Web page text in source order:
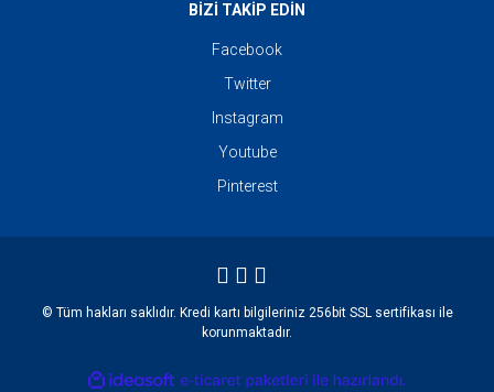
BİZİ TAKİP EDİN
Facebook
Twitter
Instagram
Youtube
Pinterest
© Tüm hakları saklıdır. Kredi kartı bilgileriniz 256bit SSL sertifikası ile
korunmaktadır.
ideasoft e-